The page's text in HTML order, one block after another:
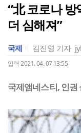
“北 코로나 방
더 심해져”
국제 김진영 기자
입력 2021. 04. 07 13:55
국제앰네스티, 인권